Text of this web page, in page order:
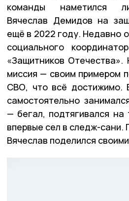
команды наметился
Вячеслав Демидов на
ещё в 2022 году. Недавно
социального
«Защитников
миссия — своим примером
СВО, что всё достижимо.
самостоятельно
— бегал, подтягивался на
впервые сел в следж-сани.
Вячеслав поделился